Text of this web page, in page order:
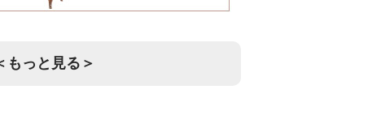
もっと見る＞